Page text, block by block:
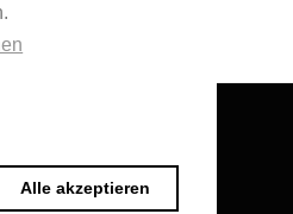
Alle akzeptieren
Schwab-Jung